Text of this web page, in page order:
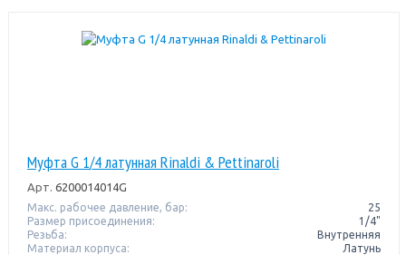
Муфта G 1/4 латунная Rinaldi & Pettinaroli
Арт. 6200014014G
Макс. рабочее давление, бар:
25
Размер присоединения:
1/4"
Резьба:
Внутренняя
Материал корпуса:
Латунь